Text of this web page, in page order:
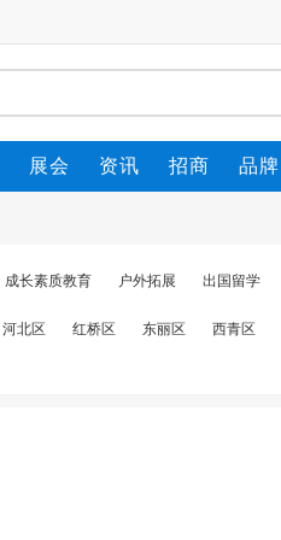
展会 资讯 招商 品牌
成长素质教育 户外拓展 出国留学
河北区 红桥区 东丽区 西青区